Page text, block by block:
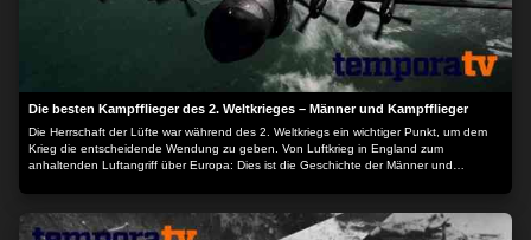
Die besten Kampfflieger des 2. Weltkrieges – Männer und Kampfflieger
Die Herrschaft der Lüfte war während des 2. Weltkriegs ein wichtiger Punkt, um dem
Krieg die entscheidende Wendung zu geben. Von Luftkrieg in England zum
anhaltenden Luftangriff über Europa: Dies ist die Geschichte der Männer und
von denen, die daran beteiligt waren, ist diese Serie ein faszinierender Rückblick auf
die unglaubliche Tapferkeit der Piloten, die den endgültigen Sieg nach Europa
brachten. - Der Luftkrieg - B-29 Superfortress - P-38 Lockheed Der Inhalt wird